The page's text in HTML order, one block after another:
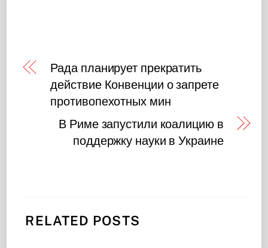
Рада планирует прекратить
действие Конвенции о запрете
противопехотных мин
В Риме запустили коалицию в
поддержку науки в Украине
RELATED POSTS